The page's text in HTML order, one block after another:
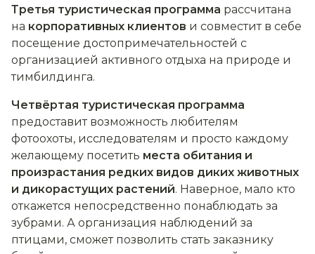
Третья туристическая программа рассчитана
на корпоративных клиентов и совместит в себе
посещение достопримечательностей с
организацией активного отдыха на природе и
тимбилдинга.
Четвёртая туристическая программа
предоставит возможность любителям
фотоохоты, исследователям и просто каждому
желающему посетить места обитания и
произрастания редких видов диких животных
и дикорастущих растений. Наверное, мало кто
откажется непосредственно понаблюдать за
зубрами. А организация наблюдений за
птицами, сможет позволить стать заказнику